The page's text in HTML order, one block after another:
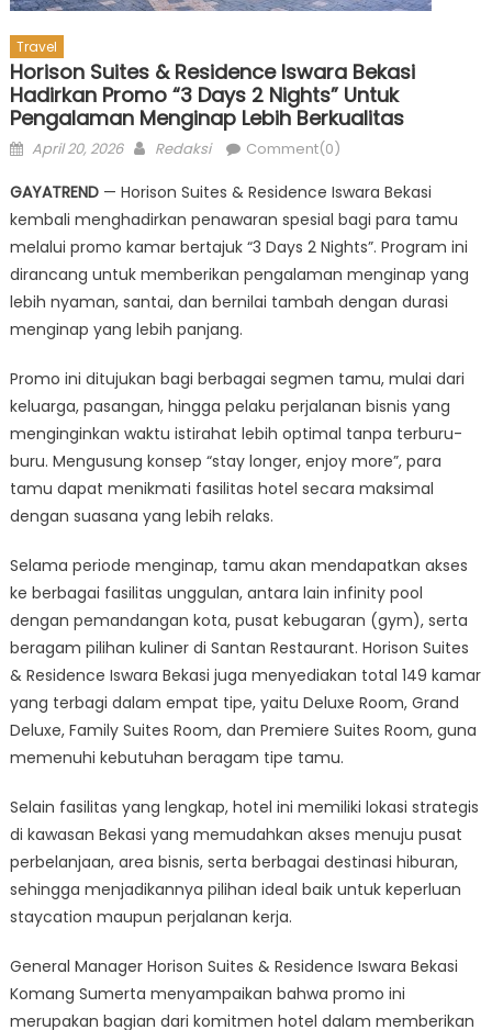
Travel
Horison Suites & Residence Iswara Bekasi
Hadirkan Promo “3 Days 2 Nights” Untuk
Pengalaman Menginap Lebih Berkualitas
Posted
April 20, 2026 Author
Redaksi Comment(0)
GAYATREND— Horison Suites & Residence Iswara Bekasi
kembali menghadirkan penawaran spesial bagi para tamu
melalui promo kamar bertajuk “3 Days 2 Nights”. Program ini
dirancang untuk memberikan pengalaman menginap yang
lebih nyaman, santai, dan bernilai tambah dengan durasi
menginap yang lebih panjang.
Promo ini ditujukan bagi berbagai segmen tamu, mulai dari
keluarga, pasangan, hingga pelaku perjalanan bisnis yang
menginginkan waktu istirahat lebih optimal tanpa terburu-
buru. Mengusung konsep “stay longer, enjoy more”, para
tamu dapat menikmati fasilitas hotel secara maksimal
dengan suasana yang lebih relaks.
Selama periode menginap, tamu akan mendapatkan akses
ke berbagai fasilitas unggulan, antara lain infinity pool
dengan pemandangan kota, pusat kebugaran (gym), serta
beragam pilihan kuliner di Santan Restaurant. Horison Suites
& Residence Iswara Bekasi juga menyediakan total 149 kamar
yang terbagi dalam empat tipe, yaitu Deluxe Room, Grand
Deluxe, Family Suites Room, dan Premiere Suites Room, guna
memenuhi kebutuhan beragam tipe tamu.
Selain fasilitas yang lengkap, hotel ini memiliki lokasi strategis
di kawasan Bekasi yang memudahkan akses menuju pusat
perbelanjaan, area bisnis, serta berbagai destinasi hiburan,
sehingga menjadikannya pilihan ideal baik untuk keperluan
staycation maupun perjalanan kerja.
General Manager Horison Suites & Residence Iswara Bekasi
Komang Sumerta menyampaikan bahwa promo ini
merupakan bagian dari komitmen hotel dalam memberikan